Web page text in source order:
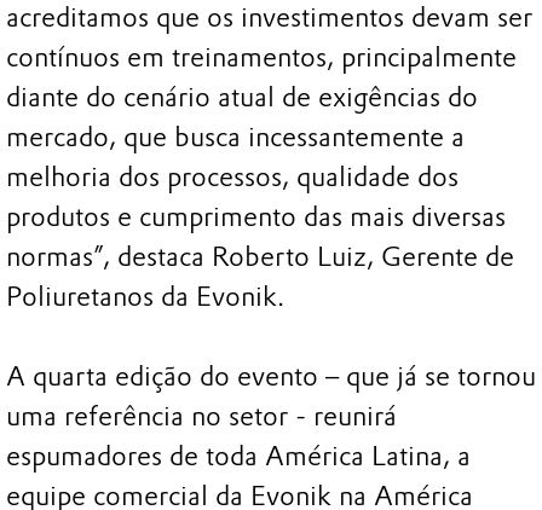
acreditamos que os investimentos devam ser
contínuos em treinamentos, principalmente
diante do cenário atual de exigências do
mercado, que busca incessantemente a
melhoria dos processos, qualidade dos
produtos e cumprimento das mais diversas
normas”, destaca Roberto Luiz, Gerente de
Poliuretanos da Evonik.
A quarta edição do evento – que já se tornou
uma referência no setor - reunirá
espumadores de toda América Latina, a
equipe comercial da Evonik na América